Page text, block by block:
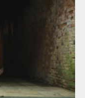
捨てマッチョ